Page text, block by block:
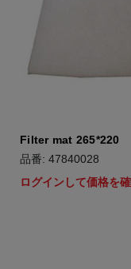
Filter mat 265*220
品番: 47840028
ログインして価格を